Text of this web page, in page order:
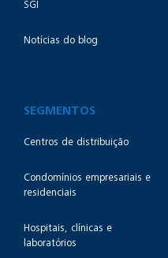
SGI
Notícias do blog
SEGMENTOS
Centros de distribuição
Condomínios empresariais e
residenciais
Hospitais, clínicas e
laboratórios